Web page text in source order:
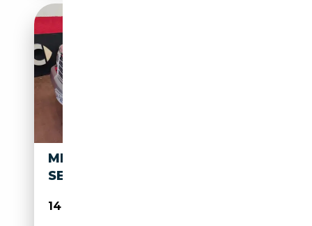
MERCEDES-BENZ S 300 S 300
SE
14 900€